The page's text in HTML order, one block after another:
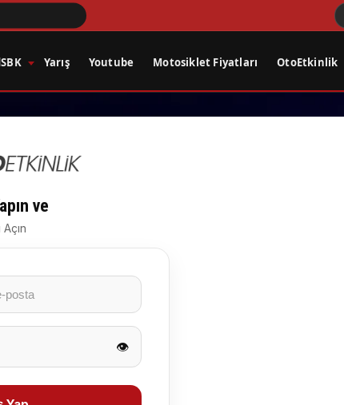
Yarış Youtube Motosiklet Fiyatları OtoEtkinlik
ve
Açın
👁️